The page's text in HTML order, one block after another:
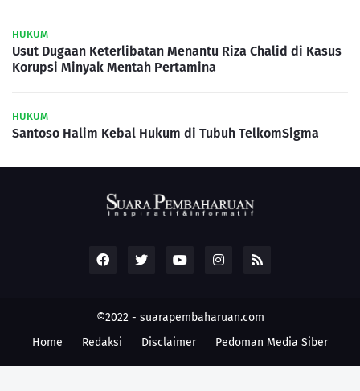
HUKUM
Usut Dugaan Keterlibatan Menantu Riza Chalid di Kasus
Korupsi Minyak Mentah Pertamina
HUKUM
Santoso Halim Kebal Hukum di Tubuh TelkomSigma
©2022 - suarapembaharuan.com
Home
Redaksi Disclaimer Pedoman Media Siber